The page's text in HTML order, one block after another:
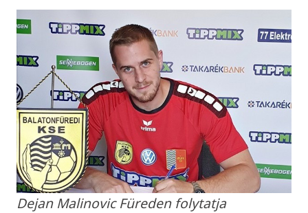
Dejan Malinovic Füreden folytatja